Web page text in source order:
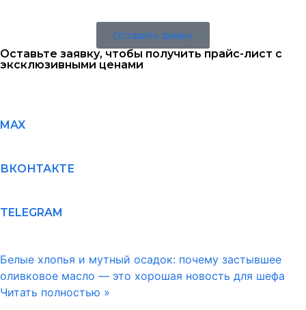
Оставить заявку
Оставьте заявку, чтобы получить прайс-лист с
эксклюзивными ценами
MAX
ВКОНТАКТЕ
TELEGRAM
Белые хлопья и мутный осадок: почему застывшее
оливковое масло — это хорошая новость для шефа
Читать полностью »